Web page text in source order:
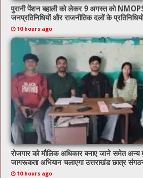
पुरानी पेंशन बहाली को लेकर 9 अगस्त को
जनप्रतिनिधियों और राजनीतिक दलों के
10 hours ago
रोजगार को मौलिक अधिकार बनाए जाने समेत अन्य
जागरूकता अभियान चलाएगा उत्तराखंड छात्र
10 hours ago